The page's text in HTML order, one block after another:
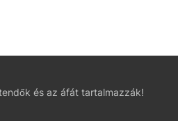
és az áfát tartalmazzák!